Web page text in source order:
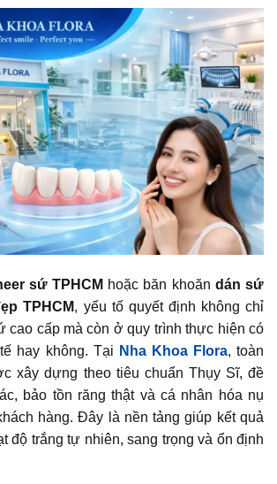
sứ TPHCM hoặc băn khoăn dán sứ
TPHCM, yếu tố quyết định không chỉ
cao cấp mà còn ở quy trình thực hiện có
hay không. Tại Nha Khoa Flora, toàn
xây dựng theo tiêu chuẩn Thụy Sĩ, đề
bảo tồn răng thật và cá nhân hóa nụ
hàng. Đây là nền tảng giúp kết quả
độ trắng tự nhiên, sang trọng và ổn định